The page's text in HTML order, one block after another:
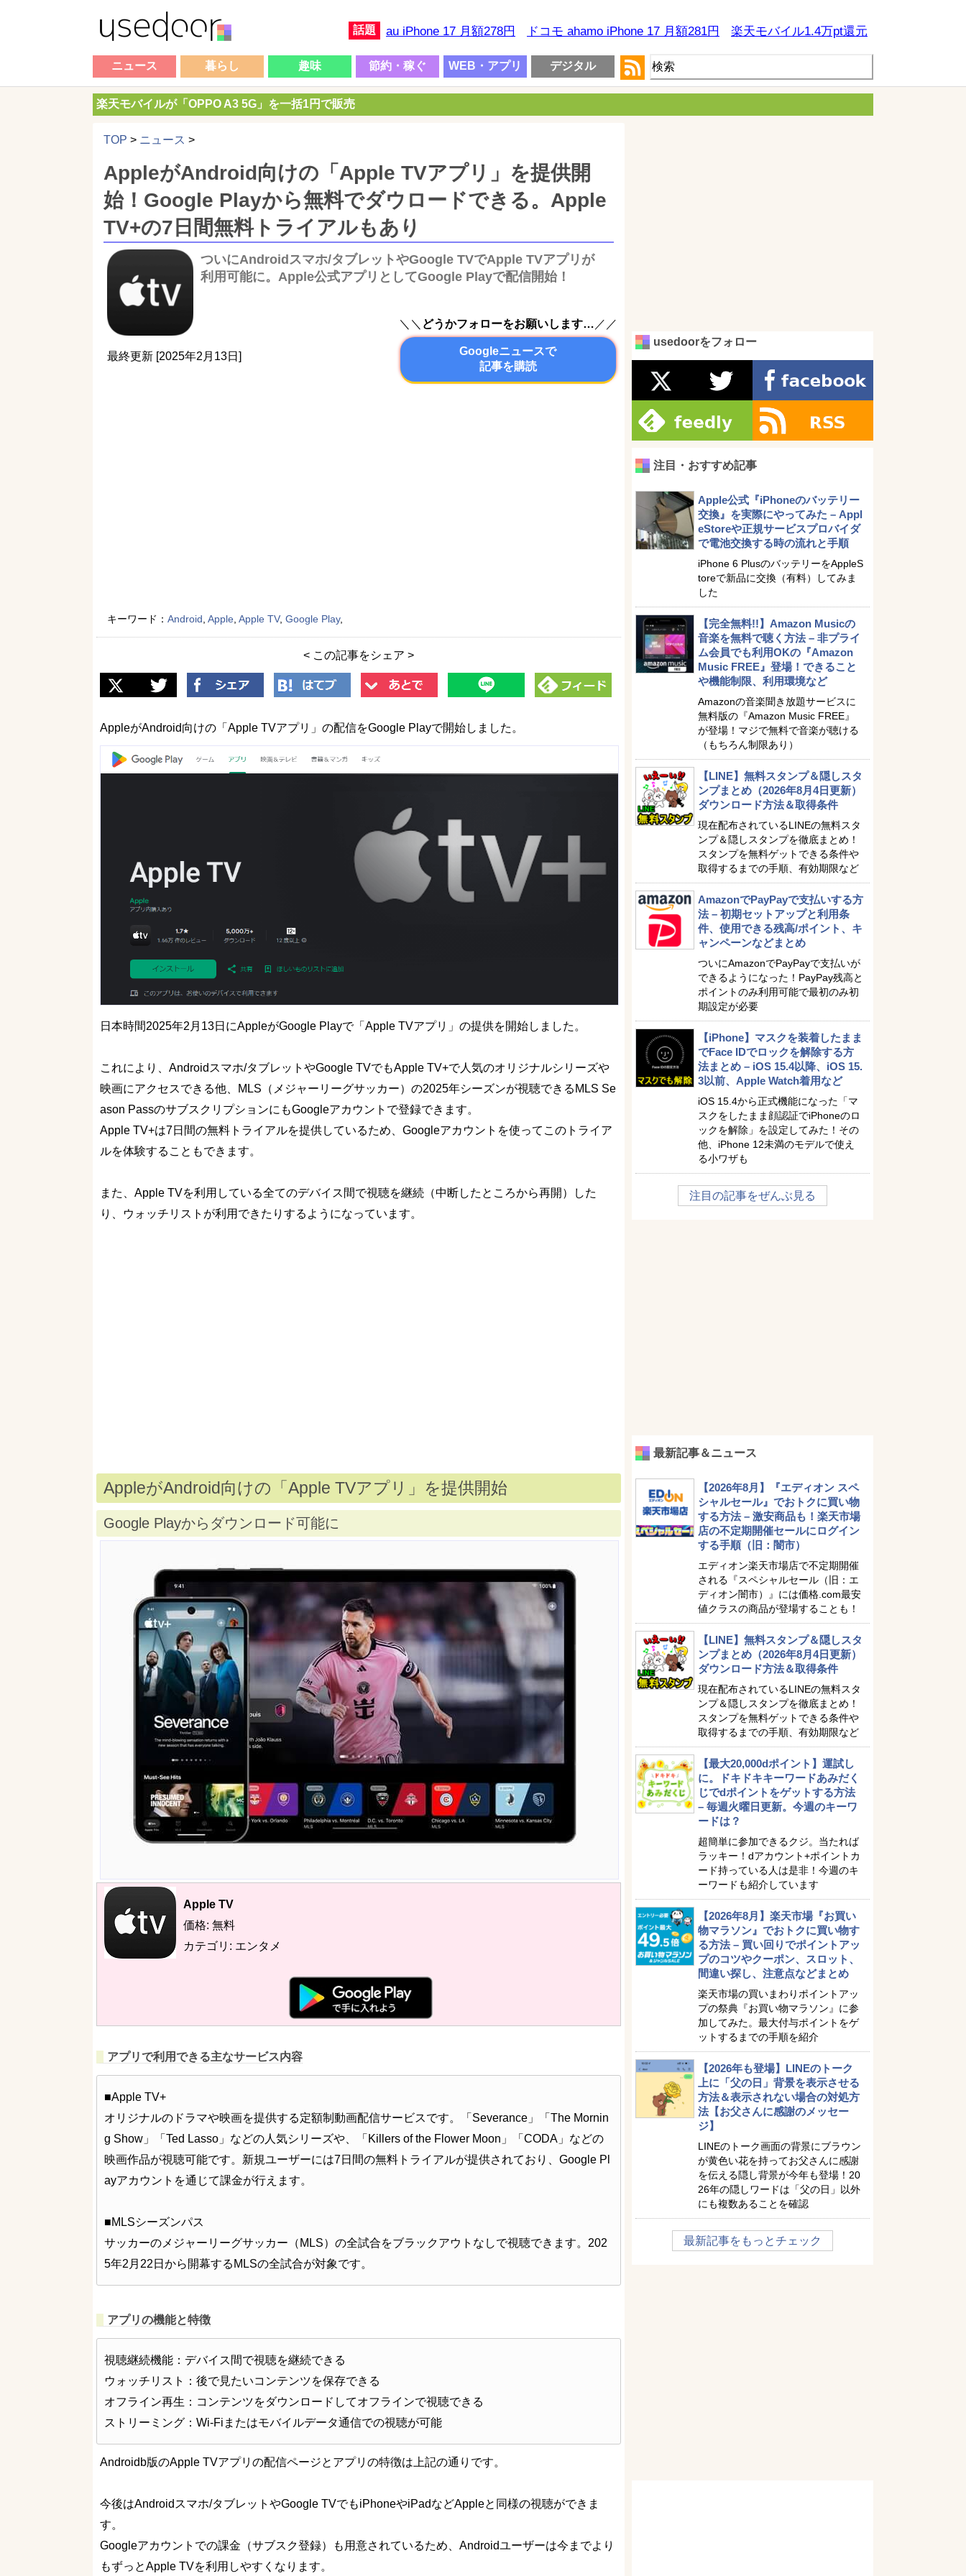
話題 au iPhone 17 月額278円 ドコモ ahamo iPhone 17 月額281円 楽天モバイル1.4万pt還元
ニュース 暮らし 趣味 節約・稼ぐ WEB・アプリ デジタル
楽天モバイルが「OPPO A3 5G」を一括1円で販売
TOP > ニュース >
AppleがAndroid向けの「Apple TVアプリ」を提供開
始！Google Playから無料でダウロードできる。Apple
TV+の7日間無料トライアルもあり
ついにAndroidスマホ/タブレットやGoogle TVでApple TVアプリが
利用可能に。Apple公式アプリとしてGoogle Playで配信開始！
最終更新 [2025年2月13日]
＼＼ どうかフォローをお願いします… ／／
Googleニュースで
記事を購読
キーワード： Android Apple Apple TV, Google Play,
< この記事をシェア >
AppleがAndroid向けの「Apple TVアプリ」の配信をGoogle Playで開始しました。
日本時間2025年2月13日にAppleがGoogle Playで「Apple TVアプリ」の提供を開始しました。
これにより、Androidスマホ/タブレットやGoogle TVでもApple TV+で人気のオリジナルシリーズや
映画にアクセスできる他、MLS（メジャーリーグサッカー）の2025年シーズンが視聴できるMLS Se
ason PassのサブスクリプションにもGoogleアカウントで登録できます。
Apple TV+は7日間の無料トライアルを提供しているため、Googleアカウントを使ってこのトライア
ルを体験することもできます。
また、Apple TVを利用している全てのデバイス間で視聴を継続（中断したところから再開）した
り、ウォッチリストが利用できたりするようになっています。
AppleがAndroid向けの「Apple TVアプリ」を提供開始
Google Playからダウンロード可能に
Apple TV
価格: 無料
カテゴリ: エンタメ
アプリで利用できる主なサービス内容
■Apple TV+
オリジナルのドラマや映画を提供する定額制動画配信サービスです。「Severance」「The Mornin
g Show」「Ted Lasso」などの人気シリーズや、「Killers of the Flower Moon」「CODA」などの
映画作品が視聴可能です。新規ユーザーには7日間の無料トライアルが提供されており、Google Pl
ayアカウントを通じて課金が行えます。
■MLSシーズンパス
サッカーのメジャーリーグサッカー（MLS）の全試合をブラックアウトなしで視聴できます。202
5年2月22日から開幕するMLSの全試合が対象です。
アプリの機能と特徴
視聴継続機能：デバイス間で視聴を継続できる
ウォッチリスト：後で見たいコンテンツを保存できる
オフライン再生：コンテンツをダウンロードしてオフラインで視聴できる
ストリーミング：Wi-Fiまたはモバイルデータ通信での視聴が可能
Androidb版のApple TVアプリの配信ページとアプリの特徴は上記の通りです。
今後はAndroidスマホ/タブレットやGoogle TVでもiPhoneやiPadなどAppleと同様の視聴ができま
す。
Googleアカウントでの課金（サブスク登録）も用意されているため、Androidユーザーは今までより
もずっとApple TVを利用しやすくなります。
usedoorをフォロー
注目・おすすめ記事
Apple公式『iPhoneのバッテリー
交換』を実際にやってみた – Appl
eStoreや正規サービスプロバイダ
で電池交換する時の流れと手順
iPhone 6 PlusのバッテリーをAppleS
toreで新品に交換（有料）してみま
した
【完全無料!!】Amazon Musicの
音楽を無料で聴く方法 – 非プライ
ム会員でも利用OKの『Amazon
Music FREE』登場！できること
や機能制限、利用環境など
Amazonの音楽聞き放題サービスに
無料版の『Amazon Music FREE』
が登場！マジで無料で音楽が聴ける
（もちろん制限あり）
【LINE】無料スタンプ＆隠しスタ
ンプまとめ（2026年8月4日更新）
ダウンロード方法＆取得条件
現在配布されているLINEの無料スタ
ンプ＆隠しスタンプを徹底まとめ！
スタンプを無料ゲットできる条件や
取得するまでの手順、有効期限など
AmazonでPayPayで支払いする方
法 – 初期セットアップと利用条
件、使用できる残高/ポイント、キ
ャンペーンなどまとめ
ついにAmazonでPayPayで支払いが
できるようになった！PayPay残高と
ポイントのみ利用可能で最初のみ初
期設定が必要
【iPhone】マスクを装着したまま
でFace IDでロックを解除する方
法まとめ – iOS 15.4以降、iOS 15.
3以前、Apple Watch着用など
iOS 15.4から正式機能になった「マ
スクをしたまま顔認証でiPhoneのロ
ックを解除」を設定してみた！その
他、iPhone 12未満のモデルで使え
る小ワザも
注目の記事をぜんぶ見る
最新記事＆ニュース
【2026年8月】『エディオン スペ
シャルセール』でおトクに買い物
する方法 – 激安商品も！楽天市場
店の不定期開催セールにログイン
する手順（旧：闇市）
エディオン楽天市場店で不定期開催
される『スペシャルセール（旧：エ
ディオン闇市）』には価格.com最安
値クラスの商品が登場することも！
【LINE】無料スタンプ＆隠しスタ
ンプまとめ（2026年8月4日更新）
ダウンロード方法＆取得条件
現在配布されているLINEの無料スタ
ンプ＆隠しスタンプを徹底まとめ！
スタンプを無料ゲットできる条件や
取得するまでの手順、有効期限など
【最大20,000dポイント】運試し
に。ドキドキキーワードあみだく
じでdポイントをゲットする方法
– 毎週火曜日更新。今週のキーワ
ードは？
超簡単に参加できるクジ。当たれば
ラッキー！dアカウント+ポイントカ
ード持っている人は是非！今週のキ
ーワードも紹介しています
【2026年8月】楽天市場『お買い
物マラソン』でおトクに買い物す
る方法 – 買い回りでポイントアッ
プのコツやクーポン、スロット、
間違い探し、注意点などまとめ
楽天市場の買いまわりポイントアッ
プの祭典『お買い物マラソン』に参
加してみた。最大付与ポイントをゲ
ットするまでの手順を紹介
【2026年も登場】LINEのトーク
上に「父の日」背景を表示させる
方法＆表示されない場合の対処方
法【お父さんに感謝のメッセー
ジ】
LINEのトーク画面の背景にブラウン
が黄色い花を持ってお父さんに感謝
を伝える隠し背景が今年も登場！20
26年の隠しワードは「父の日」以外
にも複数あることを確認
最新記事をもっとチェック